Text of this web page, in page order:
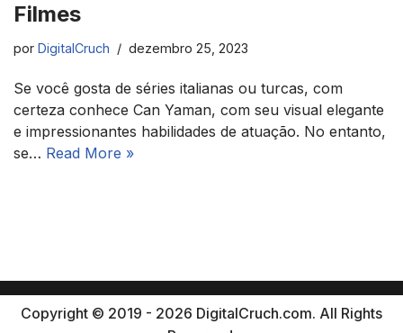
Filmes
por DigitalCruch dezembro 25, 2023
Se você gosta de séries italianas ou turcas, com
certeza conhece Can Yaman, com seu visual elegante
e impressionantes habilidades de atuação. No entanto,
se… Read More »
Copyright © 2019 - 2026 DigitalCruch.com. All Rights